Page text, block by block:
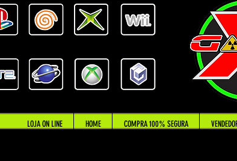
LOJA ON LINE HOME COMPRA 100% SEGURA